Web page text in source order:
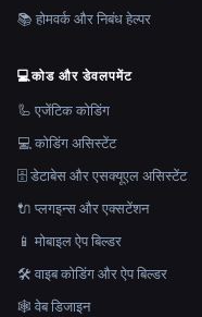
📚 होमवर्क और निबंध हेल्पर
💻कोड और डेवलपमेंट
🦾 एजेंटिक कोडिंग
💻 कोडिंग असिस्टेंट
🗄️ डेटाबेस और एसक्यूएल असिस्टेंट
🔌 प्लगइन्स और एक्सटेंशन
📱 मोबाइल ऐप बिल्डर
🛠️ वाइब कोडिंग और ऐप बिल्डर
🕸 वेब डिजाइन